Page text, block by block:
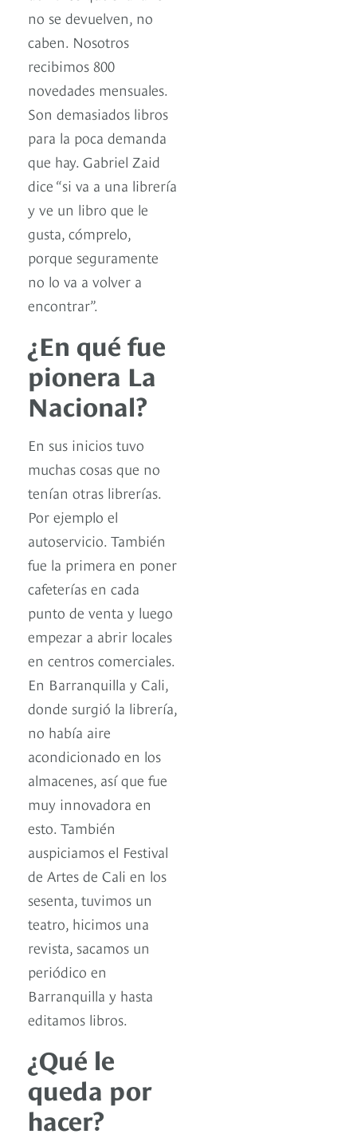
no se devuelven, no
caben. Nosotros
recibimos 800
novedades mensuales.
Son demasiados libros
para la poca demanda
que hay. Gabriel Zaid
dice “si va a una librería
y ve un libro que le
gusta, cómprelo,
porque seguramente
no lo va a volver a
encontrar”.
¿En qué fue
pionera La
Nacional?
En sus inicios tuvo
muchas cosas que no
tenían otras librerías.
Por ejemplo el
autoservicio. También
fue la primera en poner
cafeterías en cada
punto de venta y luego
empezar a abrir locales
en centros comerciales.
En Barranquilla y Cali,
donde surgió la librería,
no había aire
acondicionado en los
almacenes, así que fue
muy innovadora en
esto. También
auspiciamos el Festival
de Artes de Cali en los
sesenta, tuvimos un
teatro, hicimos una
revista, sacamos un
periódico en
Barranquilla y hasta
editamos libros.
¿Qué le
queda por
hacer?